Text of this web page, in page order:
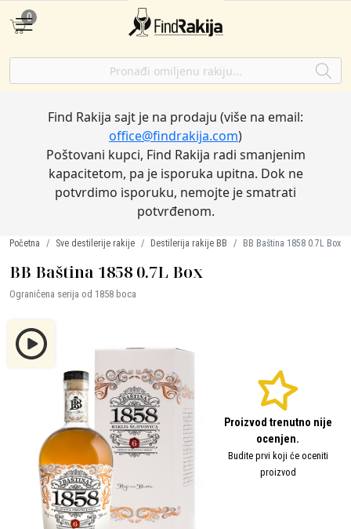
Find Rakija sajt je na prodaju (više na email:
office@findrakija.com)
Poštovani kupci, Find Rakija radi smanjenim
kapacitetom, pa je isporuka upitna. Dok ne
potvrdimo isporuku, nemojte je smatrati
potvrđenom.
0
Početna Sve destilerije rakije Destilerija rakije BB BB Baština 1858 0.7L Box
BB Baština 1858 0.7L Box
Ograničena serija od 1858 boca
Proizvod trenutno nije
ocenjen.
Budite prvi koji će oceniti
proizvod